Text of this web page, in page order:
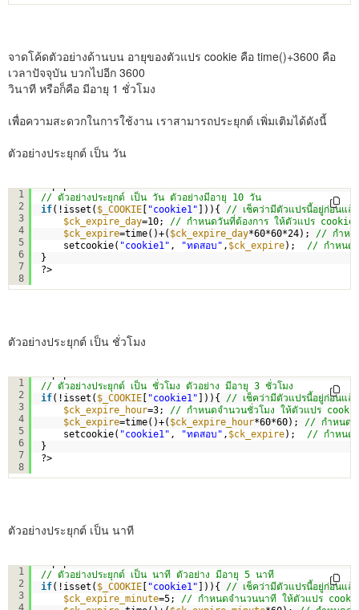
จาดโค้ดตัวอย่างด้านบน อายุของตัวแปร cookie คือ time()+3600 คือ
เวลาปัจจุบัน บวกไปอีก 3600
วินาที หรือก็คือ มีอายุ 1 ชั่วโมง
เพื่อความสะดวกในการใช้งาน เราสามารถประยุกต์ เพิ่มเติมได้ดังนี้
ตัวอย่างประยุกต์ เป็น วัน
1
2
3
4
5
6
7
8
// ตัวอย่างประยุกต์ เป็น วัน ตัวอย่างมีอายุ 10 วัน
if(!isset( $_COOKIE [ "cookie1" ])){ // เช็คว่ามีตัวแปรนี้อยู่ก่อนแล้
$ck_expire_day=10; // กำหนดวันที่ต้องการ ให้ตัวแปร cookie
$ck_expire=time()+( $ck_expire_day*60*60*24); // กำหน
setcookie( "cookie1" , "ทดสอบ" , $ck_expire); // กำห
}
?>
ตัวอย่างประยุกต์ เป็น ชั่วโมง
1
2
3
4
5
6
7
8
// ตัวอย่างประยุกต์ เป็น ชั่วโมง ตัวอย่าง มีอายุ 3 ชั่วโมง
if(!isset( $_COOKIE [ "cookie1" ])){ // เช็คว่ามีตัวแปรนี้อยู่ก่อนแล้
$ck_expire_hour=3; // กำหนดจำนวนชั่วโมง ให้ตัวแปร
$ck_expire=time()+( $ck_expire_hour*60*60); // กำหนดค
setcookie( "cookie1" , "ทดสอบ" , $ck_expire); // กำห
}
?>
ตัวอย่างประยุกต์ เป็น นาที
1
2
3
4
// ตัวอย่างประยุกต์ เป็น นาที ตัวอย่าง มีอายุ 5 นาที
if(!isset( $_COOKIE [ "cookie1" ])){ // เช็คว่ามีตัวแปรนี้อยู่ก่อนแล้
$ck_expire_minute=5; // กำหนดจำนวนนาที ให้ตัวแปร